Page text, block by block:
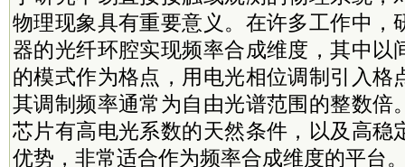
物理现象具有重要意义。在许多工作中，
器的光纤环腔实现频率合成维度，其中以
的模式作为格点，用电光相位调制引入格
其调制频率通常为自由光谱范围的整数倍
芯片有高电光系数的天然条件，以及高稳
优势，非常适合作为频率合成维度的平台